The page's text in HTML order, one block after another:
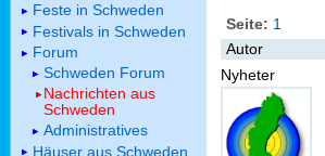
Seite: 1
Autor
Nyheter
Feste in Schweden
Festivals in Schweden
Forum
Schweden Forum
Nachrichten aus
Schweden
Administratives
Häuser aus Schweden